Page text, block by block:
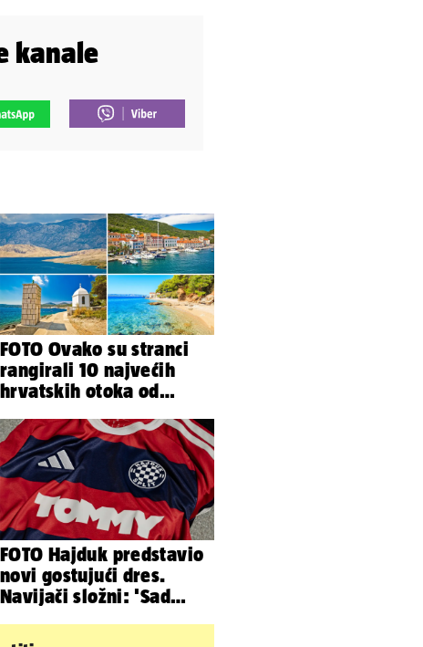
kanale
FOTO Ovako su stranci
rangirali 10 najvećih
hrvatskih otoka od
FOTO Hajduk predstavio
novi gostujući dres.
Navijači složni: 'Sad